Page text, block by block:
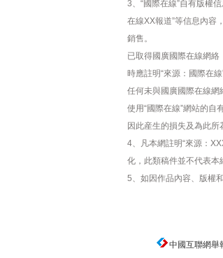
3、“國際在線”自有版權
在線XX報道”等信息內容
銷售。
已取得國廣國際在線網
時應註明“來源：國際在
任何未與國廣國際在線網
使用“國際在線”網站的自
因此産生的損失及為此
4、凡本網註明“來源：
化，此類稿件並不代表本
5、如因作品內容、版權
中國互聯網舉